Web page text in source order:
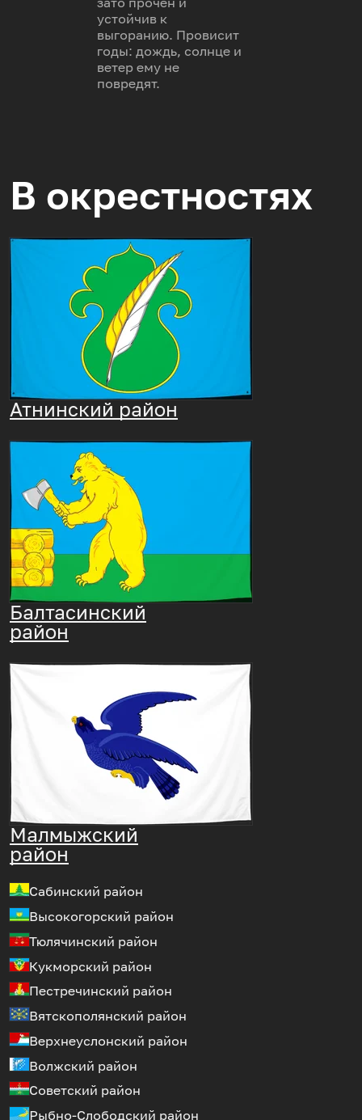
устойчив к
выгоранию. Провисит
годы: дождь, солнце и
ветер ему не
повредят.
В окрестностях
Атнинский район
Балтасинский
район
Малмыжский
район
Сабинский район
Высокогорский район
Тюлячинский район
Кукморский район
Пестречинский район
Вятскополянский район
Верхнеуслонский район
Волжский район
Советский район
Рыбно-Слободский район